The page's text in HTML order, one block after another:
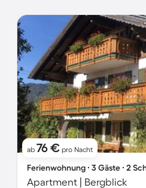
ab 76 € pro Nacht
Ferienwohnung ∙ 3 Gäste ∙ 2
Apartment | Bergblick